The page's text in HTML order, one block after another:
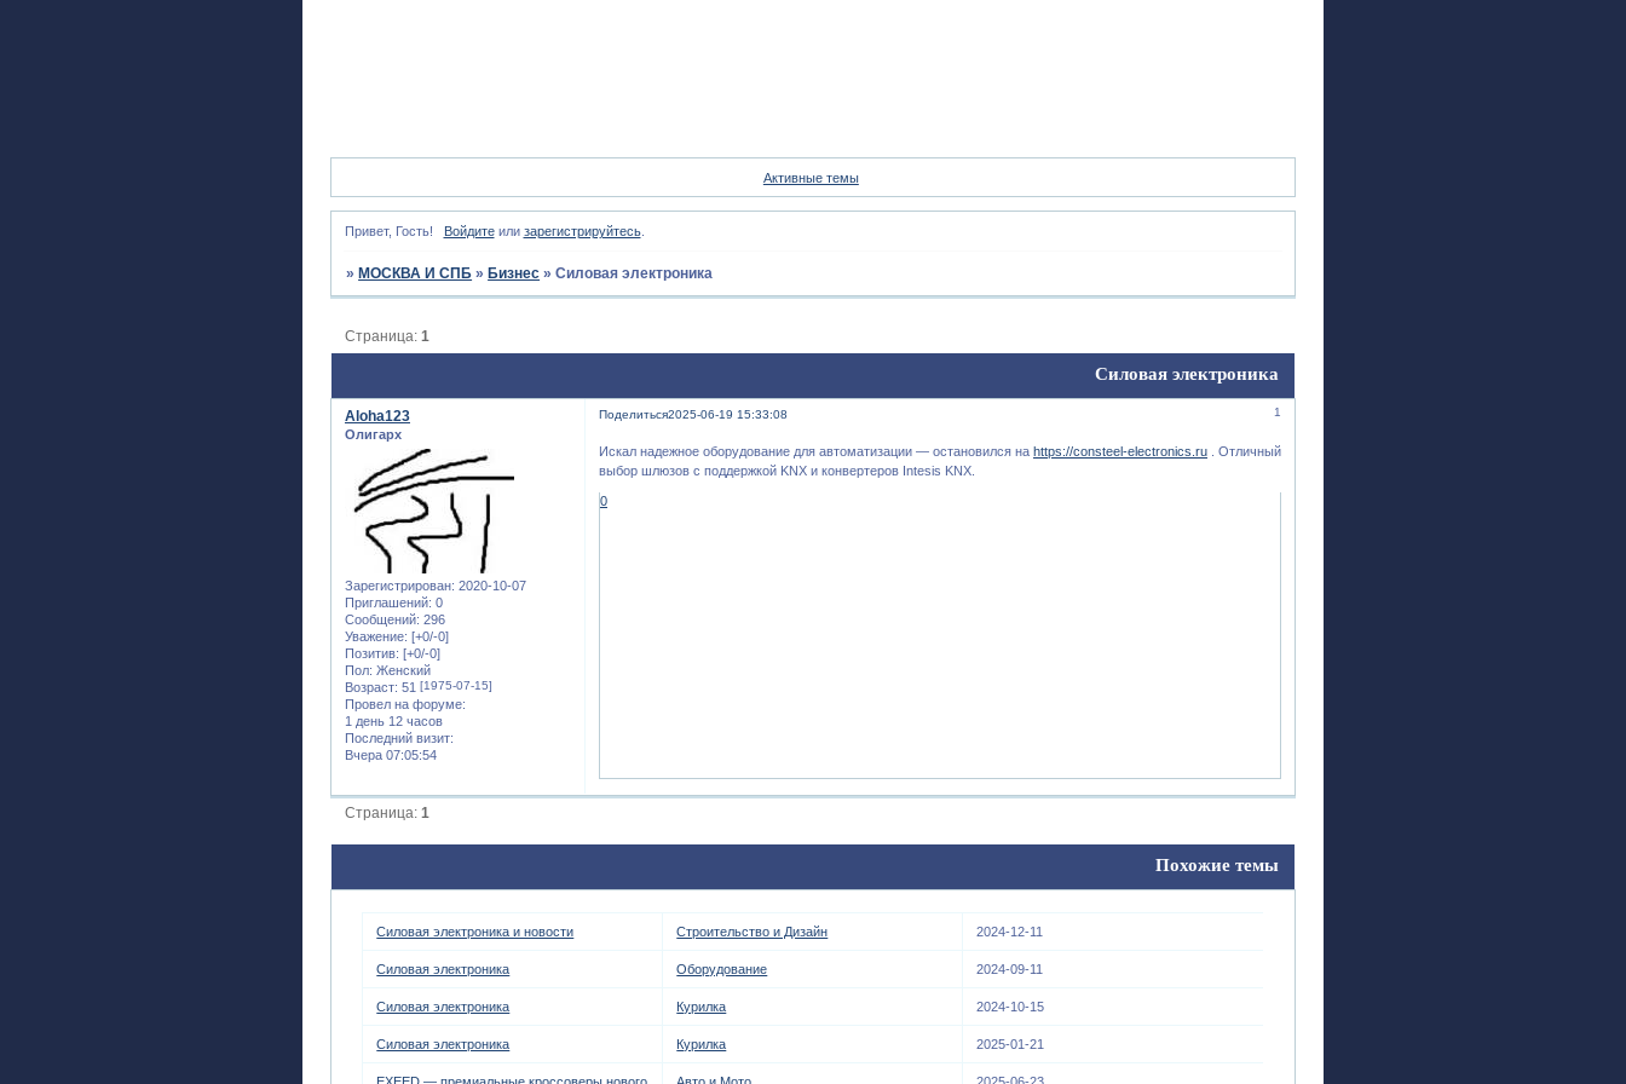
Активные темы
Привет, Гость! Войдитеили зарегистрируйтесь.
» МОСКВА И СПБ » Бизнес »Силовая электроника
Силовая электроника
Страница:1
Поделиться 1
2025-06-19 15:33:08
Aloha123
Олигарх
Зарегистрирован: 2020-10-07
Приглашений: 0
Сообщений: 296
Уважение: [+0/-0]
Позитив: [+0/-0]
Пол: Женский
Возраст: 51 [1975-07-15]
Провел на форуме:
1 день 12 часов
Последний визит:
Вчера 07:05:54
Искал надежное оборудование для автоматизации — остановился наhttps://consteel-electronics.ru . Отличный
выбор шлюзов с поддержкой KNX и конвертеров Intesis KNX.
0
Страница:1
Похожие темы
Силовая электроника и новости Строительство и Дизайн 2024-12-11
Силовая электроника Оборудование 2024-09-11
Силовая электроника Курилка 2024-10-15
Силовая электроника Курилка 2025-01-21